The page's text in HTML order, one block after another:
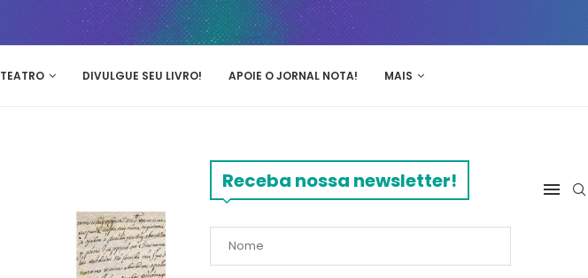
TEATRO DIVULGUE SEU LIVRO! APOIE O JORNAL NOTA! MAIS
Receba nossa newsletter!